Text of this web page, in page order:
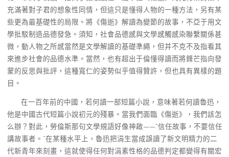
充滿著對子君的想象性同情，但這只是懂得人物的一種方法，另有某
些更為最基礎性的局限。將《傷逝》解讀為變節的故事，不亞于用文
學批駁制造品德發急。須知，社會品德感與文學感觸感染聯繫關係甚
微，動人物之所感當然是文學解讀的基礎準繩，但并不克不及指看其
來進步社會的品德水準。當然，也有超出于倫懂得讀而將鋒芒指向發
蒙的反思與批評，這種寬仁的姿勢似乎值得贊許，但也具有異樣的題
目。
在一百年前的中國，若何讀一部短篇小說，意味著若何讀魯迅，
他是中國古代短篇小說初元的殘暴。當我們面臨《傷逝》，我們該怎
么辦？對此，勞倫斯那句文學規語好像神啟——“信任故事，不要信任
講故事者。”在某種水平上，魯迅把涓生當成誤讀了新文明精力的二
代新青年來刻畫，這就使得任何對涓素性格的品德判定都變得有關宏